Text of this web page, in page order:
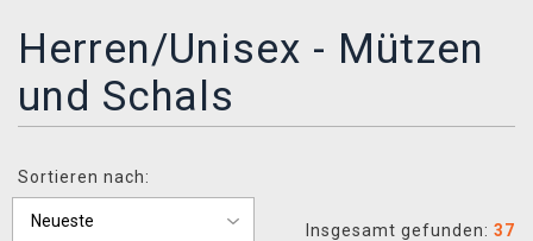
VERSAND
XZONE CLUB
Herren/Unisex - Mützen
und Schals
Sortieren nach:
Insgesamt gefunden: 37